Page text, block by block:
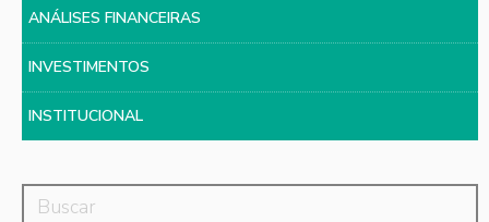
ANÁLISES FINANCEIRAS
INVESTIMENTOS
INSTITUCIONAL